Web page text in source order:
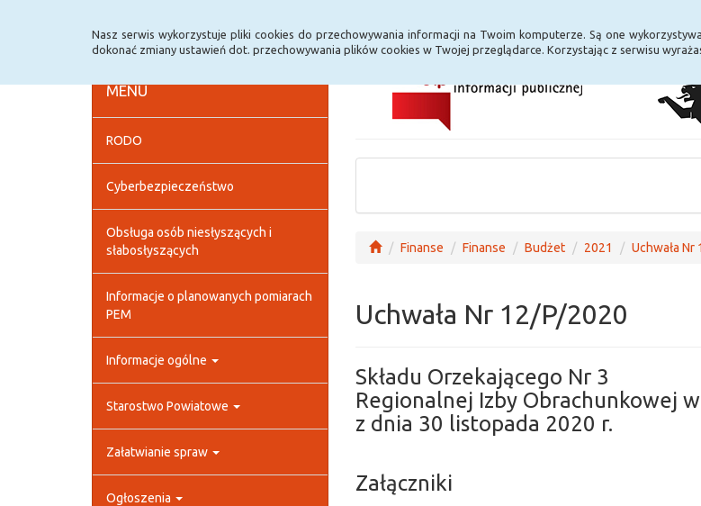
Nasz serwis wykorzystuje pliki cookies do przechowywania informacji na Twoim komputerze. Są one
dokonać zmiany ustawień dot. przechowywania plików cookies w Twojej przeglądarce. Korzystając z serwisu
MENU
RODO
Cyberbezpieczeństwo
Obsługa osób niesłyszących i
słabosłyszących
Informacje o planowanych pomiarach
PEM
Informacje ogólne
Starostwo Powiatowe
Załatwianie spraw
Ogłoszenia
Finanse Finanse Budżet 2021 Uchwała Nr
Uchwała Nr 12/P/2020
Składu Orzekającego Nr 3
Regionalnej Izby Obrachunkowej
z dnia 30 listopada 2020 r.
Załączniki